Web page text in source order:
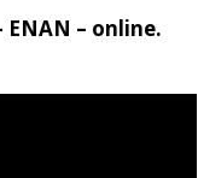
ENAN – online.